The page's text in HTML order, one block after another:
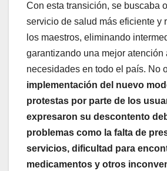
Con esta transición, se buscaba
servicio de salud más eficiente y
los maestros, eliminando
garantizando una mejor atención
necesidades en todo el país. No
implementación del nuevo
protestas por parte de los
expresaron su descontento
problemas como la falta de
servicios, dificultad para
medicamentos y otros